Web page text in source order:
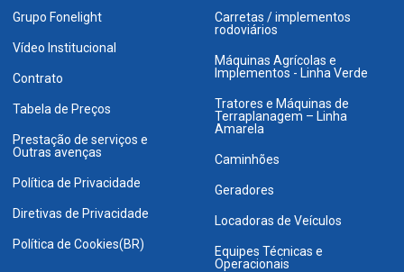
Grupo Fonelight
Vídeo Institucional
Contrato
Tabela de Preços
Prestação de serviços e
Outras avenças
Política de Privacidade
Diretivas de Privacidade
Política de Cookies(BR)
Carretas / implementos
rodoviários
Máquinas Agrícolas e
Implementos - Linha Verde
Tratores e Máquinas de
Terraplanagem – Linha
Amarela
Caminhões
Geradores
Locadoras de Veículos
Equipes Técnicas e
Operacionais